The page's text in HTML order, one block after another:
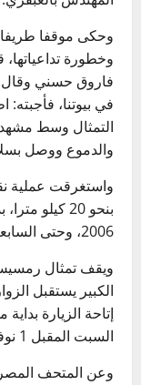
وحكى موقفا
وخطورة تداعياتها،
فاروق حسني وقال
في بيوتنا،
التمثال وسط
والدموع ووصل
2006، وحتى السابعة صباح اليوم التالي.
ويقف تمثال
الكبير يستقبل
السبت المقبل 1 نوفمبر.